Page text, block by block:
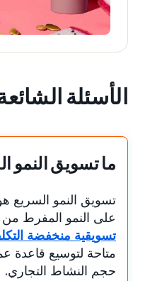
الأسئلة
ما تسويق النمو
تسويق النمو السريع
على النمو المفرط من
تسويقية منخفضة
متاحة لتوسيع قاعدة
حجم النشاط التجاري.